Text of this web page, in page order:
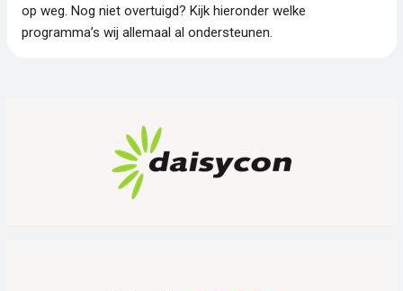
op weg. Nog niet overtuigd? Kijk hieronder welke
programma’s wij allemaal al ondersteunen.